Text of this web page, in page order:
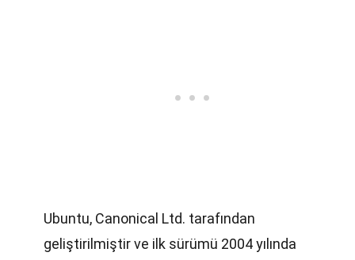
Ubuntu, Canonical Ltd. tarafından
geliştirilmiştir ve ilk sürümü 2004 yılında